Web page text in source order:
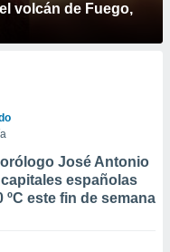
volcán de Fuego,
José Antonio
españolas
ºC este fin de semana